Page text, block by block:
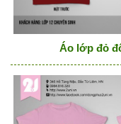
Áo lớp đỏ